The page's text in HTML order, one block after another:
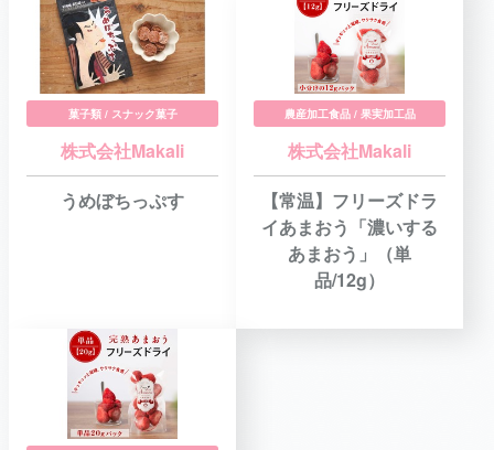
菓子類 / スナック菓子
株式会社Makali
うめぼちっぷす
農産加工食品 / 果実加工品
株式会社Makali
【常温】フリーズドラ
イあまおう「濃いする
あまおう」（単
品/12g）